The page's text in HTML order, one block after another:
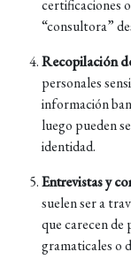
certificaciones
“consultora”
Recopilación
personales
información
luego pueden
identidad.
Entrevistas y
suelen ser a
que carecen
gramaticales o